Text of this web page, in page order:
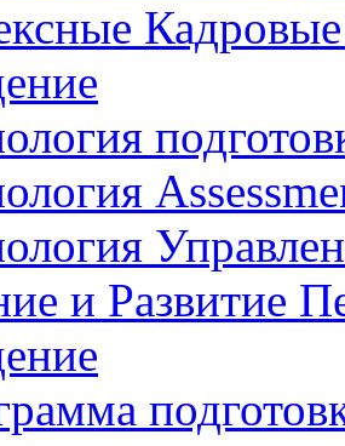
и Развитие